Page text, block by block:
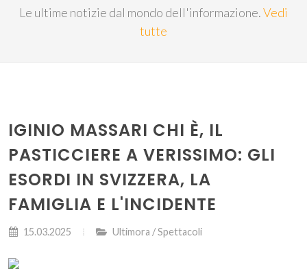
Le ultime notizie dal mondo dell'informazione.Vedi
tutte
IGINIO MASSARI CHI È, IL
PASTICCIERE A VERISSIMO: GLI
ESORDI IN SVIZZERA, LA
FAMIGLIA E L'INCIDENTE
15.03.2025 Ultimora / Spettacoli